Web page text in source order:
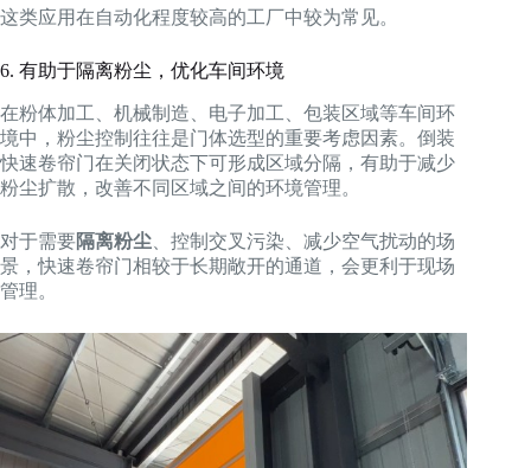
这类应用在自动化程度较高的工厂中较为常见。
6. 有助于隔离粉尘，优化车间环境
在粉体加工、机械制造、电子加工、包装区域等车间环
境中，粉尘控制往往是门体选型的重要考虑因素。倒装
快速卷帘门在关闭状态下可形成区域分隔，有助于减少
粉尘扩散，改善不同区域之间的环境管理。
对于需要隔离粉尘 、控制交叉污染、减少空气扰动的场
景，快速卷帘门相较于长期敞开的通道，会更利于现场
管理。